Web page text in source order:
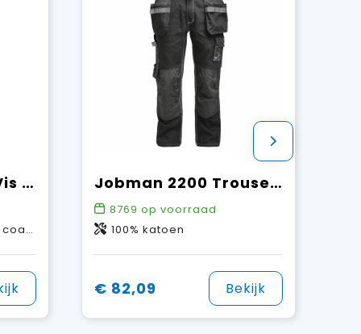
Jobman 2546 Hi-Vis Rain Trousers Jobman 2200 Trousers Cotton HP
8769 op voorraad
100% katoen
€ 82,09 Bekijk